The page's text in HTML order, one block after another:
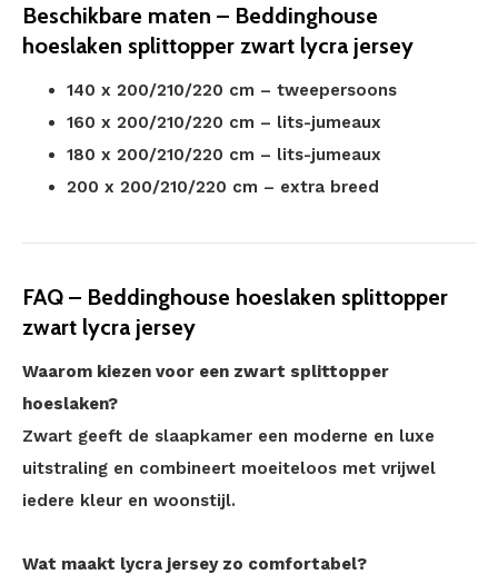
Beschikbare maten – Beddinghouse
hoeslaken splittopper zwart lycra jersey
140 x 200/210/220 cm – tweepersoons
160 x 200/210/220 cm – lits-jumeaux
180 x 200/210/220 cm – lits-jumeaux
200 x 200/210/220 cm – extra breed
FAQ – Beddinghouse hoeslaken splittopper
zwart lycra jersey
Waarom kiezen voor een zwart splittopper
hoeslaken?
Zwart geeft de slaapkamer een moderne en luxe
uitstraling en combineert moeiteloos met vrijwel
iedere kleur en woonstijl.
Wat maakt lycra jersey zo comfortabel?